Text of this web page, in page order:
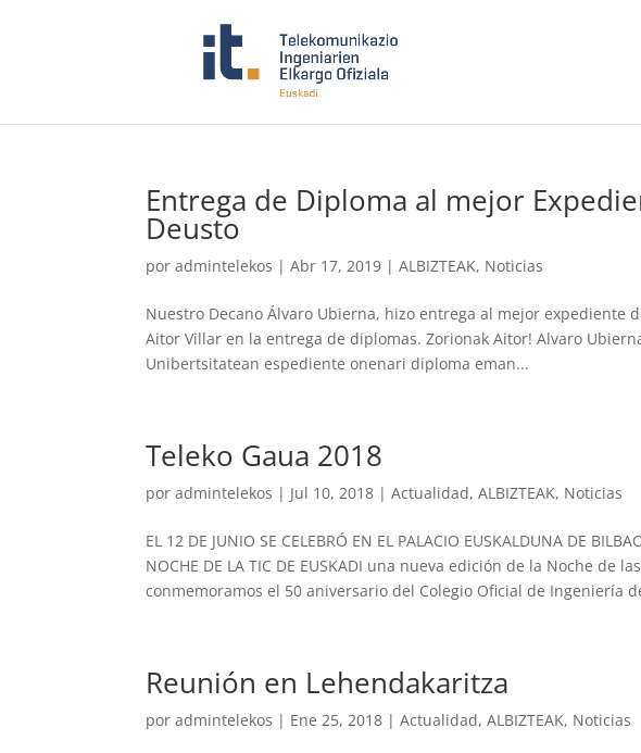
Entrega de Diploma al mejor
Deusto
poradmintelekos |Abr 17, 2019 |ALBIZTEAK, Noticias
Nuestro Decano Álvaro Ubierna, hizo entrega al mejor expediente
Aitor Villar en la entrega de diplomas. Zorionak Aitor! Alvaro
Unibertsitatean espediente onenari diploma eman...
Teleko Gaua 2018
poradmintelekos | Jul 10, 2018 |Actualidad,ALBIZTEAK, Noticias
EL 12 DE JUNIO SE CELEBRÓ EN EL PALACIO EUSKALDUNA DE
NOCHE DE LA TIC DE EUSKADI una nueva edición de la Noche de
conmemoramos el 50 aniversario del Colegio Oficial de Ingeniería
Reunión en Lehendakaritza
poradmintelekos | Ene 25, 2018 |Actualidad,ALBIZTEAK, Noticias